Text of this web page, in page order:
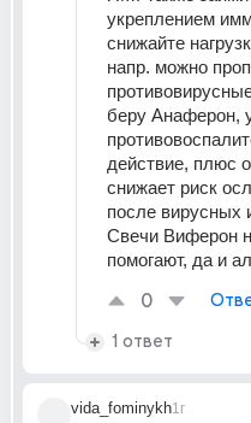
укреплением
снижайте
напр. можно
беру Анаферон,
действие, плюс
снижает риск
после вирусных
Свечи Виферон
помогают, да и
0
1 ответ
vida_fominykh1г